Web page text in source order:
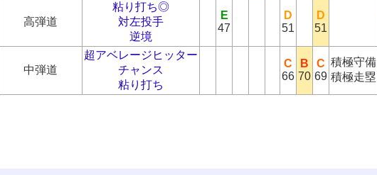
高弾道
粘り打ち◎
対左投手
逆境
E
47
D
51
D
51
中弾道
超アベレージヒッター
チャンス
粘り打ち
C
66
B
70
C
69
積極守備
積極走塁